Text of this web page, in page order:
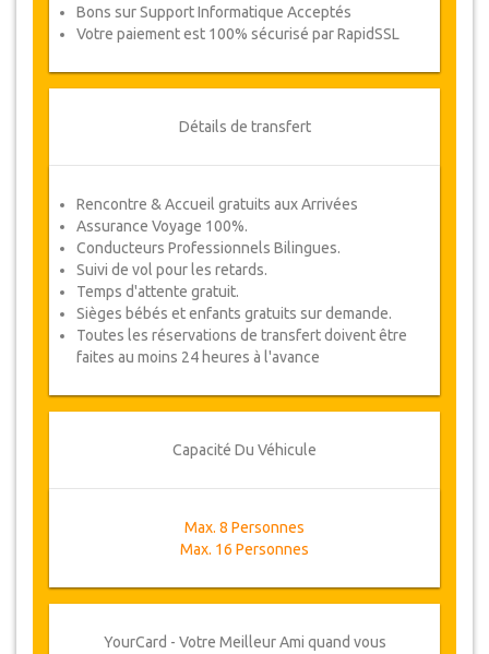
Bons sur Support Informatique Acceptés
Votre paiement est 100% sécurisé par RapidSSL
Détails de transfert
Rencontre & Accueil gratuits aux Arrivées
Assurance Voyage 100%.
Conducteurs Professionnels Bilingues.
Suivi de vol pour les retards.
Temps d'attente gratuit.
Sièges bébés et enfants gratuits sur demande.
Toutes les réservations de transfert doivent être
faites au moins 24 heures à l'avance
Capacité Du Véhicule
Max. 8 Personnes
Max. 16 Personnes
YourCard - Votre Meilleur Ami quand vous